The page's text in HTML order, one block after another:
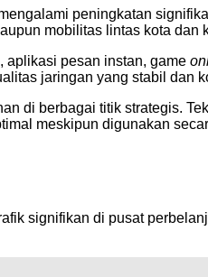
peningkatan
mobilitas lintas kota dan
aplikasi pesan instan, game
jaringan yang stabil dan
di berbagai titik strategis.
meskipun digunakan
signifikan di pusat